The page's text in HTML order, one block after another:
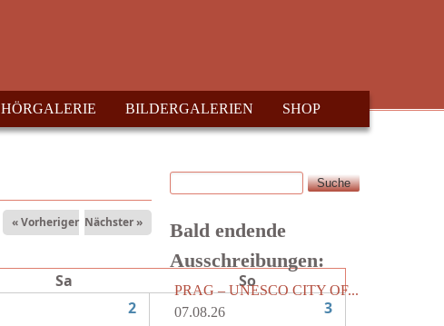
HÖRGALERIE BILDERGALERIEN SHOP
« Vorheriger Nächster »
Sa
So
2
3
Suchformular
Suche
Bald endende
Ausschreibungen:
PRAG – UNESCO CITY OF...
07.08.26